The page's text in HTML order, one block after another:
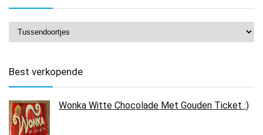
Best verkopende
Wonka Witte Chocolade Met Gouden Ticket :)